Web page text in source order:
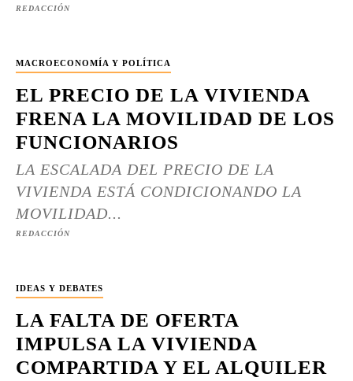
REDACCIÓN
MACROECONOMÍA Y POLÍTICA
EL PRECIO DE LA VIVIENDA
FRENA LA MOVILIDAD DE LOS
FUNCIONARIOS
LA ESCALADA DEL PRECIO DE LA
VIVIENDA ESTÁ CONDICIONANDO LA
MOVILIDAD...
REDACCIÓN
IDEAS Y DEBATES
LA FALTA DE OFERTA
IMPULSA LA VIVIENDA
COMPARTIDA Y EL ALQUILER